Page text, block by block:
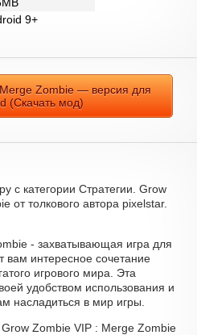
9+
Zombie — версия для
(Скачать мод)
с категории Стратегии. Grow
от толкового автора pixelstar.
- захватывающая игра для
вам интересное сочетание
игрового мира. Эта
удобством использования и
насладиться в мир игры.
Zombie VIP : Merge Zombie